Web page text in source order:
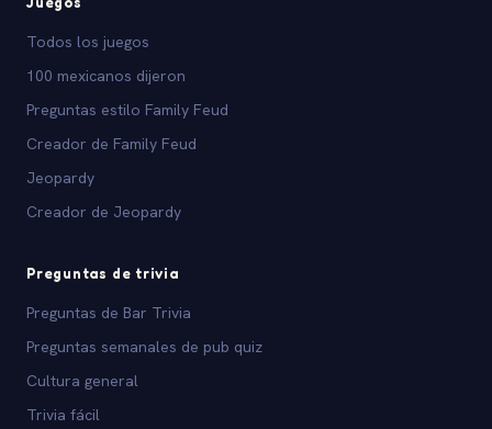
Todos los juegos
100 mexicanos dijeron
Preguntas estilo Family Feud
Creador de Family Feud
Jeopardy
Creador de Jeopardy
Preguntas de trivia
Preguntas de Bar Trivia
Preguntas semanales de pub quiz
Cultura general
Trivia fácil